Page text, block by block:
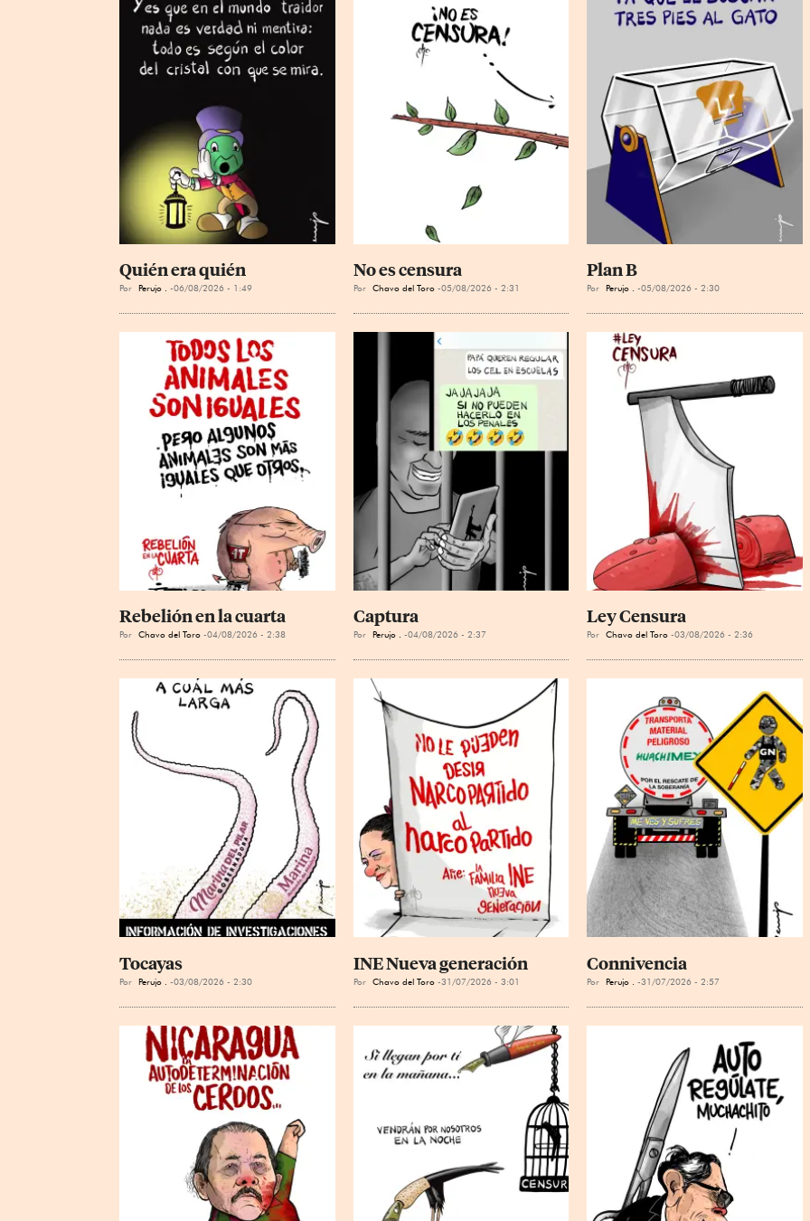
Quién era quién
Por Perujo . 06/08/2026 - 1:49
No es censura
Por Chavo del Toro 05/08/2026 - 2:31
Plan B
Por Perujo . 05/08/2026 - 2:30
Rebelión en la cuarta
Por Chavo del Toro 04/08/2026 - 2:38
Captura
Por Perujo . 04/08/2026 - 2:37
Ley Censura
Por Chavo del Toro 03/08/2026 - 2:36
Tocayas
Por Perujo . 03/08/2026 - 2:30
INE Nueva generación
Por Chavo del Toro 31/07/2026 - 3:01
Connivencia
Por Perujo . 31/07/2026 - 2:57